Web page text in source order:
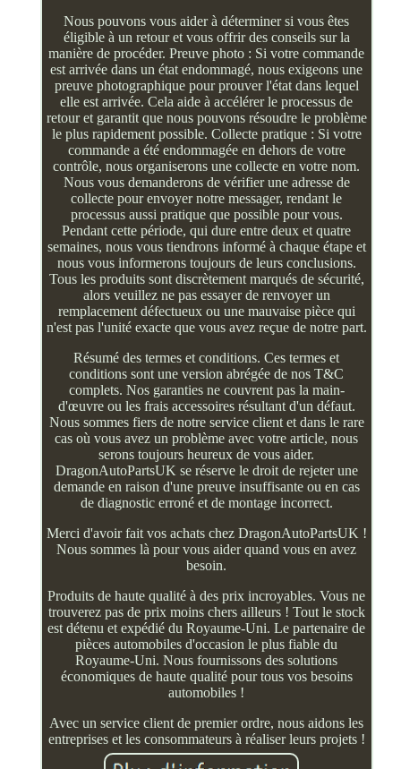
Nous pouvons vous aider à déterminer si vous êtes
éligible à un retour et vous offrir des conseils sur la
manière de procéder. Preuve photo : Si votre commande
est arrivée dans un état endommagé, nous exigeons une
preuve photographique pour prouver l'état dans lequel
elle est arrivée. Cela aide à accélérer le processus de
retour et garantit que nous pouvons résoudre le problème
le plus rapidement possible. Collecte pratique : Si votre
commande a été endommagée en dehors de votre
contrôle, nous organiserons une collecte en votre nom.
Nous vous demanderons de vérifier une adresse de
collecte pour envoyer notre messager, rendant le
processus aussi pratique que possible pour vous.
Pendant cette période, qui dure entre deux et quatre
semaines, nous vous tiendrons informé à chaque étape et
nous vous informerons toujours de leurs conclusions.
Tous les produits sont discrètement marqués de sécurité,
alors veuillez ne pas essayer de renvoyer un
remplacement défectueux ou une mauvaise pièce qui
n'est pas l'unité exacte que vous avez reçue de notre part.
Résumé des termes et conditions. Ces termes et
conditions sont une version abrégée de nos T&C
complets. Nos garanties ne couvrent pas la main-
d'œuvre ou les frais accessoires résultant d'un défaut.
Nous sommes fiers de notre service client et dans le rare
cas où vous avez un problème avec votre article, nous
serons toujours heureux de vous aider.
DragonAutoPartsUK se réserve le droit de rejeter une
demande en raison d'une preuve insuffisante ou en cas
de diagnostic erroné et de montage incorrect.
Merci d'avoir fait vos achats chez DragonAutoPartsUK !
Nous sommes là pour vous aider quand vous en avez
besoin.
Produits de haute qualité à des prix incroyables. Vous ne
trouverez pas de prix moins chers ailleurs ! Tout le stock
est détenu et expédié du Royaume-Uni. Le partenaire de
pièces automobiles d'occasion le plus fiable du
Royaume-Uni. Nous fournissons des solutions
économiques de haute qualité pour tous vos besoins
automobiles !
Avec un service client de premier ordre, nous aidons les
entreprises et les consommateurs à réaliser leurs projets !